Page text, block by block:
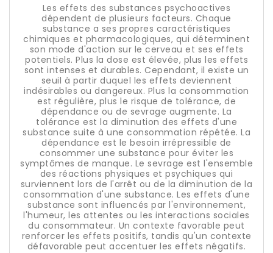
Les effets des substances psychoactives
dépendent de plusieurs facteurs. Chaque
substance a ses propres caractéristiques
chimiques et pharmacologiques, qui déterminent
son mode d'action sur le cerveau et ses effets
potentiels. Plus la dose est élevée, plus les effets
sont intenses et durables. Cependant, il existe un
seuil à partir duquel les effets deviennent
indésirables ou dangereux. Plus la consommation
est régulière, plus le risque de tolérance, de
dépendance ou de sevrage augmente. La
tolérance est la diminution des effets d'une
substance suite à une consommation répétée. La
dépendance est le besoin irrépressible de
consommer une substance pour éviter les
symptômes de manque. Le sevrage est l'ensemble
des réactions physiques et psychiques qui
surviennent lors de l'arrêt ou de la diminution de la
consommation d'une substance. Les effets d'une
substance sont influencés par l'environnement,
l'humeur, les attentes ou les interactions sociales
du consommateur. Un contexte favorable peut
renforcer les effets positifs, tandis qu'un contexte
défavorable peut accentuer les effets négatifs.